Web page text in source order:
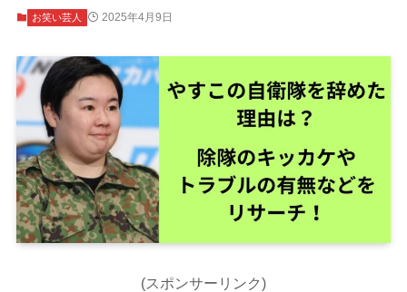
お笑い芸人 2025年4月9日
(スポンサーリンク)